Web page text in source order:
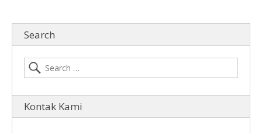
Search
Kontak Kami